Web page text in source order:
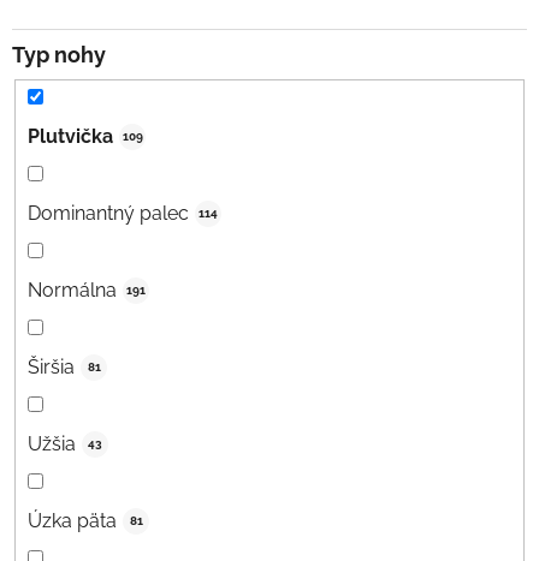
Typ nohy
Plutvička 109
Dominantný palec 114
Normálna 191
Širšia 81
Užšia 43
Úzka päta 81